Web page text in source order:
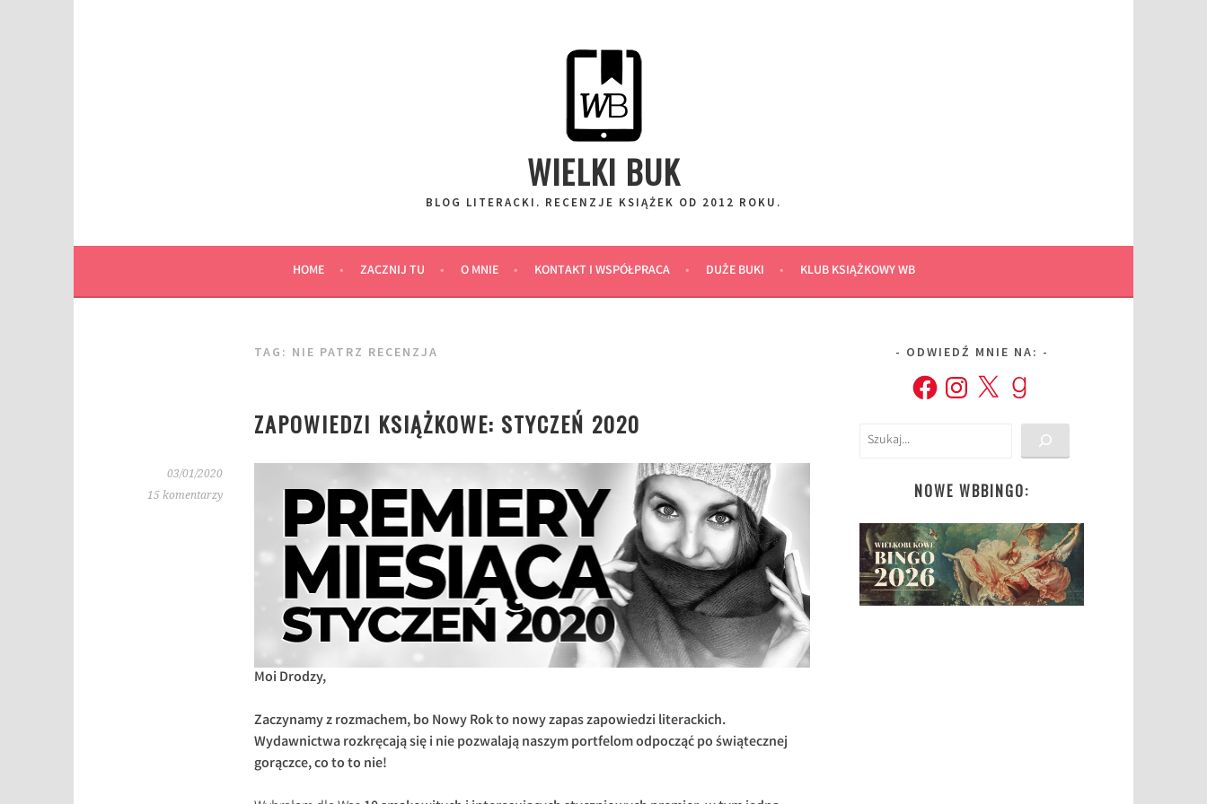
WIELKI BUK
BLOG LITERACKI. RECENZJE KSIĄŻEK OD 2012 ROKU.
HOME ZACZNIJ TU O MNIE KONTAKT I WSPÓŁPRACA DUŻE BUKI KLUB KSIĄŻKOWY WB
TAG: NIE PATRZ RECENZJA
ZAPOWIEDZI KSIĄŻKOWE: STYCZEŃ 2020
03/01/2020
15 komentarzy
Moi Drodzy,
Zaczynamy z rozmachem, bo Nowy Rok to nowy zapas zapowiedzi literackich.
Wydawnictwa rozkręcają się i nie pozwalają naszym portfelom odpocząć po świątecznej
gorączce, co to to nie!
ODWIEDŹ MNIE NA:
FacebookInstagram
X Goodreads
Szukaj
NOWE WBBINGO: